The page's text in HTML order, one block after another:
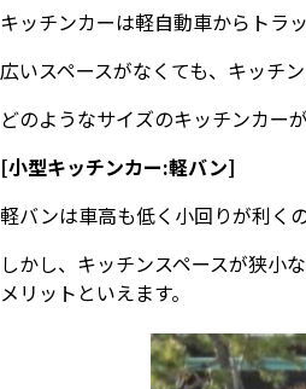
キッチンカーは軽自動車からトラ
広いスペースがなくても、キッチ
どのようなサイズのキッチンカー
[小型キッチンカー:軽バン]
軽バンは車高も低く小回りが利く
しかし、キッチンスペースが狭小
メリットといえます。